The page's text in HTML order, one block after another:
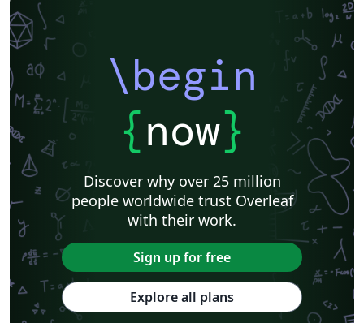
\begin
{now}
Discover why over 25 million
people worldwide trust Overleaf
with their work.
Sign up for free
Explore all plans